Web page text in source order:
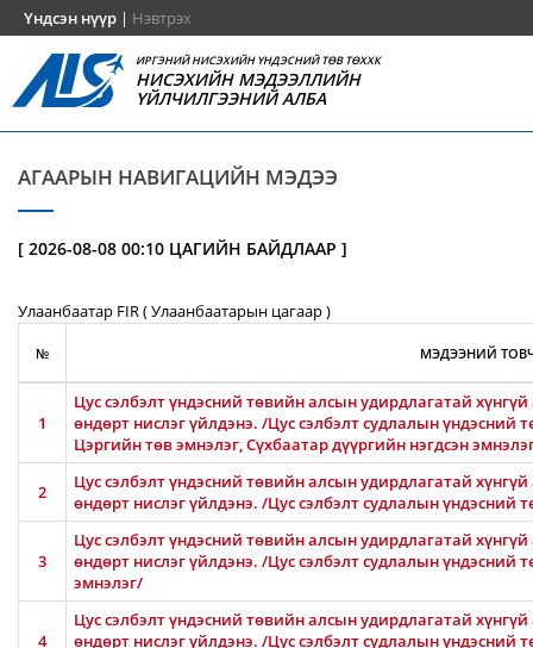
Үндсэн нүүр | Нэвтрэх
ИРГЭНИЙ НИСЭХИЙН ҮНДЭСНИЙ ТӨВ ТӨХХК
НИСЭХИЙН МЭДЭЭЛЛИЙН
ҮЙЛЧИЛГЭЭНИЙ АЛБА
АГААРЫН НАВИГАЦИЙН МЭДЭЭ
[ 2026-08-08 00:10 ЦАГИЙН БАЙДЛААР ]
Улаанбаатар FIR ( Улаанбаатарын цагаар )
№ МЭДЭЭНИЙ
1
Цус сэлбэлт үндэсний төвийн алсын удирдлагатай
өндөрт нислэг үйлдэнэ. /Цус сэлбэлт судлалын үндэсний
Цэргийн төв эмнэлэг, Сүхбаатар дүүргийн нэгдсэн
2
Цус сэлбэлт үндэсний төвийн алсын удирдлагатай
өндөрт нислэг үйлдэнэ. /Цус сэлбэлт судлалын үндэсний
3
Цус сэлбэлт үндэсний төвийн алсын удирдлагатай
өндөрт нислэг үйлдэнэ. /Цус сэлбэлт судлалын
эмнэлэг/
4
Цус сэлбэлт үндэсний төвийн алсын удирдлагатай
өндөрт нислэг үйлдэнэ. /Цус сэлбэлт судлалын үндэсний